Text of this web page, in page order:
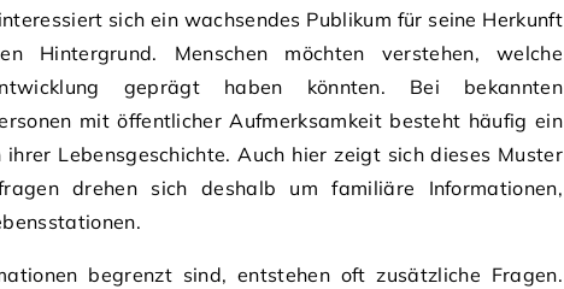
sich ein wachsendes Publikum für seine Herkunft
Hintergrund. Menschen möchten verstehen, welche
geprägt haben könnten. Bei bekannten
mit öffentlicher Aufmerksamkeit besteht häufig ein
Lebensgeschichte. Auch hier zeigt sich dieses Muster
drehen sich deshalb um familiäre Informationen,
begrenzt sind, entstehen oft zusätzliche Fragen.